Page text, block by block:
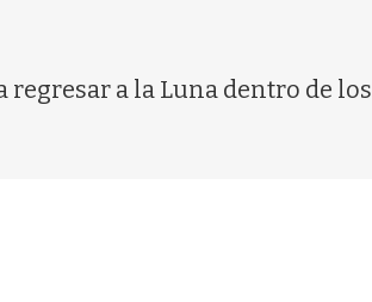
a la Luna dentro de los